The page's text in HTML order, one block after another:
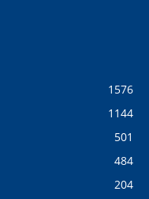
1576
1144
501
484
204